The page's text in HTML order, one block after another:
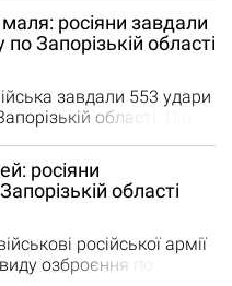
ударів по
ударів по
Токмачці, Білогірʼю,
війська вісім разів
росіяни завдали
Запорізькій області
завдали 553 удари
області. Під
удари з РСЗВ по Малій
п’ять авіаударів ворог
ударів
росіяни
області
російської армії
озброєння по